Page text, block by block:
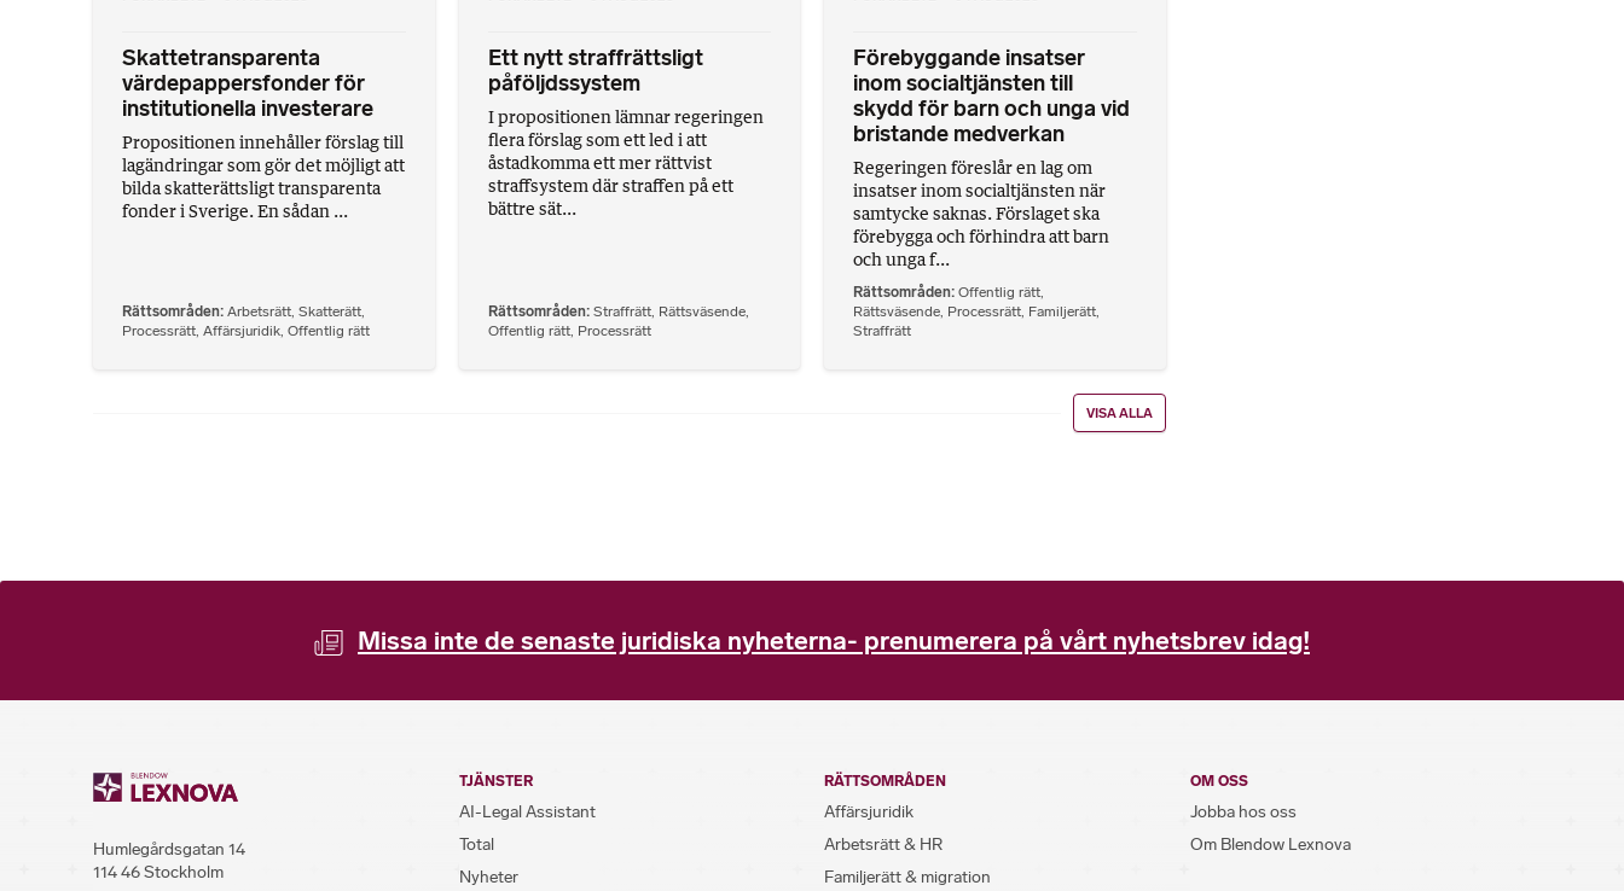
Skattetransparenta
värdepappersfonder för
institutionella investerare
Propositionen innehåller förslag till
lagändringar som gör det möjligt att
bilda skatterättsligt transparenta
fonder i Sverige. En sådan ...
Rättsområden Arbetsrätt Skatterätt
Processrätt Affärsjuridik Offentlig rätt
Ett nytt straffrättsligt
påföljdssystem
I propositionen lämnar regeringen
flera förslag som ett led i att
åstadkomma ett mer rättvist
straffsystem där straffen på ett
bättre sät...
Rättsområden Straffrätt, Rättsväsende,
Offentlig rätt, Processrätt
Förebyggande insatser
inom socialtjänsten till
skydd för barn och unga vid
bristande medverkan
Regeringen föreslår en lag om
insatser inom socialtjänsten när
samtycke saknas. Förslaget ska
förebygga och förhindra att barn
och unga f...
Rättsområden Offentlig rätt
Rättsväsende Processrätt Familjerätt
Straffrätt
VISA ALLA
Missa inte de senaste juridiska nyheterna- prenumerera på vårt nyhetsbrev idag!
Humlegårdsgatan 14
114 46 Stockholm
TJÄNSTER
AI-Legal Assistant
Total
Nyheter
RÄTTSOMRÅDEN
Affärsjuridik
Arbetsrätt & HR
Familjerätt & migration
OM OSS
Jobba hos oss
Om Blendow Lexnova